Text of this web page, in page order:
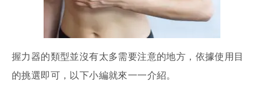
握力器的類型並沒有太多需要注意的地方，依據使用目
的挑選即可，以下小編就來一一介紹。